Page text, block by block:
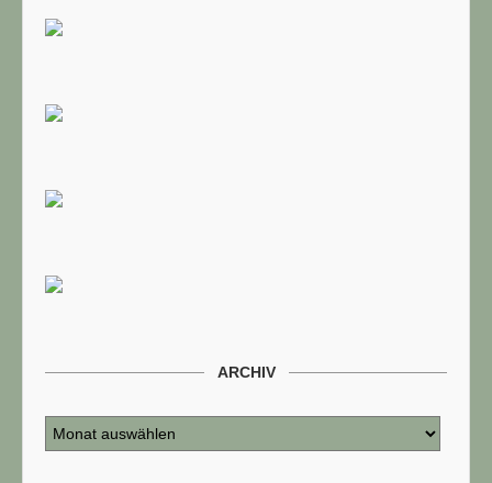
ARCHIV